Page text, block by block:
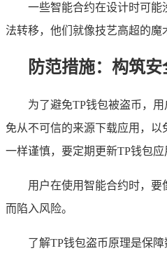
一些智能合约在设计时可
法转移，他们就像技艺高超的魔
防范措施：构筑
为了避免TP钱包被盗币，
免从不可信的来源下载应用，
一样谨慎，要定期更新TP钱包
用户在使用智能合约时，
而陷入风险。
了解TP钱包盗币原理是保